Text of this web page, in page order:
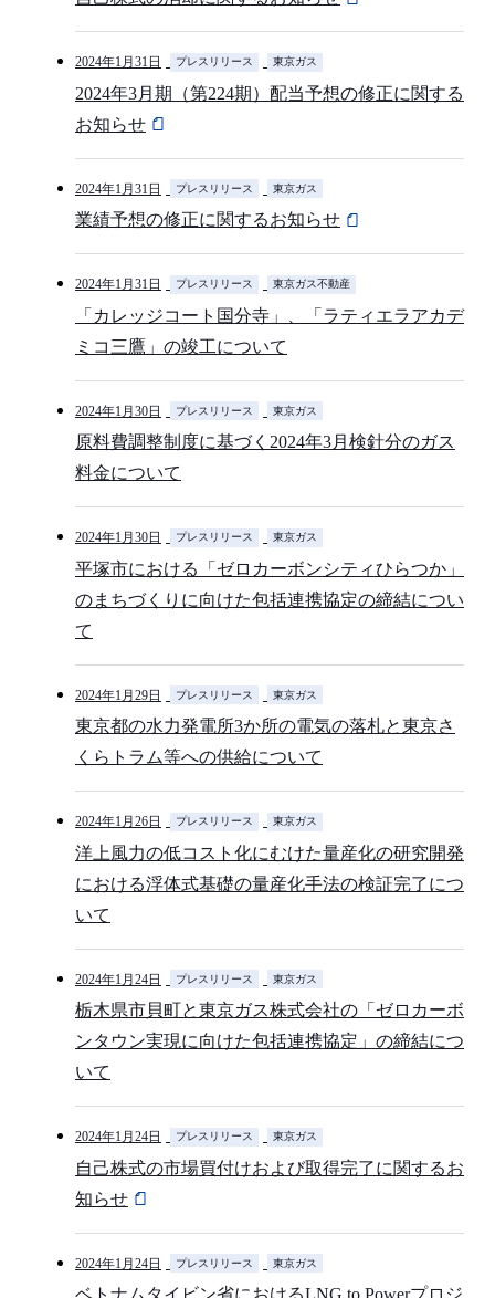
2024年1月31日 プレスリリース 東京ガス
2024年3月期（第224期）配当予想の修正に関する
お知らせ
2024年1月31日 プレスリリース 東京ガス
業績予想の修正に関するお知らせ
2024年1月31日 プレスリリース 東京ガス不動産
「カレッジコート国分寺」、「ラティエラアカデ
ミコ三鷹」の竣工について
2024年1月30日 プレスリリース 東京ガス
原料費調整制度に基づく2024年3月検針分のガス
料金について
2024年1月30日 プレスリリース 東京ガス
平塚市における「ゼロカーボンシティひらつか」
のまちづくりに向けた包括連携協定の締結につい
て
2024年1月29日 プレスリリース 東京ガス
東京都の水力発電所3か所の電気の落札と東京さ
くらトラム等への供給について
2024年1月26日 プレスリリース 東京ガス
洋上風力の低コスト化にむけた量産化の研究開発
における浮体式基礎の量産化手法の検証完了につ
いて
2024年1月24日 プレスリリース 東京ガス
栃木県市貝町と東京ガス株式会社の「ゼロカーボ
ンタウン実現に向けた包括連携協定」の締結につ
いて
2024年1月24日 プレスリリース 東京ガス
自己株式の市場買付けおよび取得完了に関するお
知らせ
2024年1月24日 プレスリリース 東京ガス